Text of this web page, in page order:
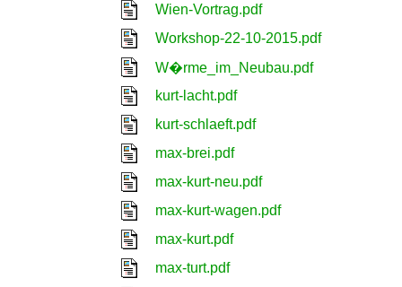
Wien-Vortrag.pdf
Workshop-22-10-2015.pdf
W�rme_im_Neubau.pdf
kurt-lacht.pdf
kurt-schlaeft.pdf
max-brei.pdf
max-kurt-neu.pdf
max-kurt-wagen.pdf
max-kurt.pdf
max-turt.pdf